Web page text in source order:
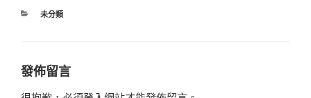
分
未分類
發佈留言